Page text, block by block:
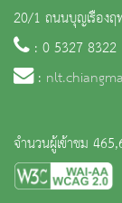
20/1 ถนนบุญเรืองฤ
: 0 5327 8322
:
จำนวนผู้เข้าชม